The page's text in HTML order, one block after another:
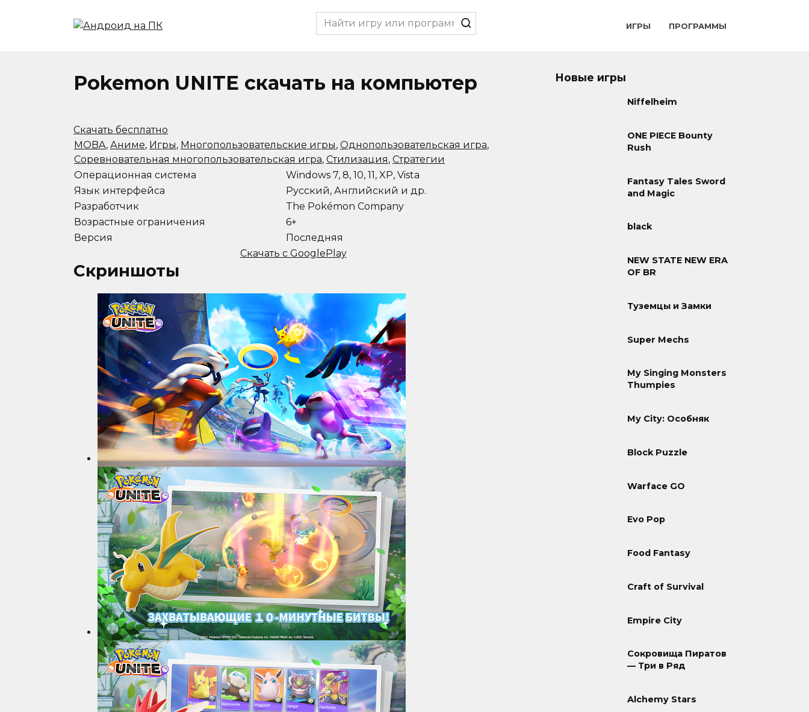
Search
for:
ИГРЫ ПРОГРАММЫ
Pokemon UNITE скачать на компьютер
Скачать бесплатно
MOBA, Аниме, Игры, Многопользовательские игры, Однопользовательская игра,
Соревновательная многопользовательская игра, Стилизация, Стратегии
Операционная система
Windows 7, 8, 10, 11, XP, Vista
Язык интерфейса
Русский, Английский и др.
Разработчик
The Pokémon Company
Возрастные ограничения
6+
Версия
Последняя
Скачать с GooglePlay
Скриншоты
Новые игры
Niffelheim
ONE PIECE Bounty
Rush
Fantasy Tales Sword
and Magic
black
NEW STATE NEW ERA
OF BR
Туземцы и Замки
Super Mechs
My Singing Monsters
Thumpies
My City: Особняк
Block Puzzle
Warface GO
Evo Pop
Food Fantasy
Craft of Survival
Empire City
Сокровища Пиратов
— Три в Ряд
Alchemy Stars